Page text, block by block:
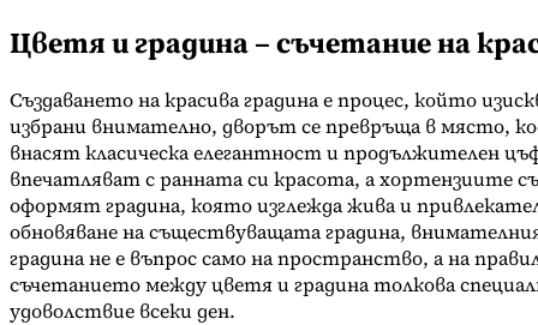
Цветя и градина – съчетание на
Създаването на красива градина е процес, който
избрани внимателно, дворът се превръща в място,
внасят класическа елегантност и продължителен
впечатляват с ранната си красота, а хортензиите
оформят градина, която изглежда жива и
обновяване на съществуващата градина,
градина не е въпрос само на пространство, а на
съчетанието между цветя и градина толкова
удоволствие всеки ден.